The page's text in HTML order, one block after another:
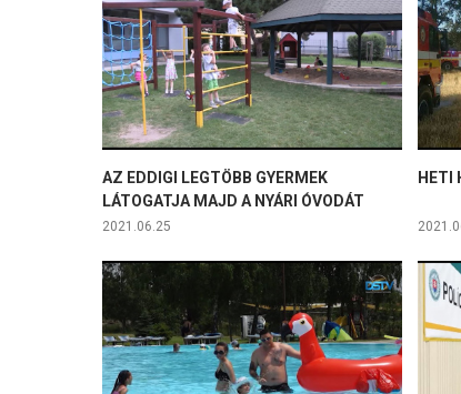
AZ EDDIGI LEGTÖBB GYERMEK
LÁTOGATJA MAJD A NYÁRI ÓVODÁT
2021.06.25
HETI